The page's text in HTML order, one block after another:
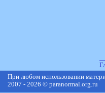
При любом использовании
2007 - 2026 © paranormal.org.ru